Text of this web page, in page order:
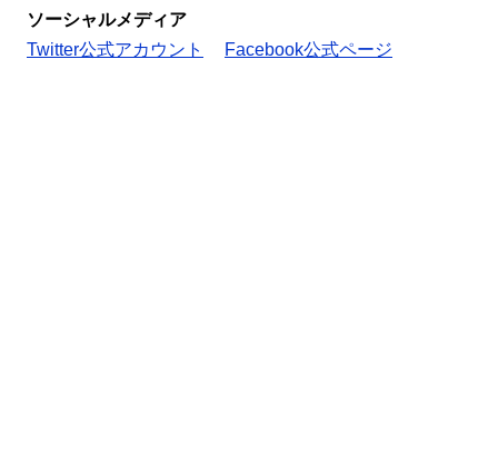
ソーシャルメディア
Twitter公式アカウント
Facebook公式ページ